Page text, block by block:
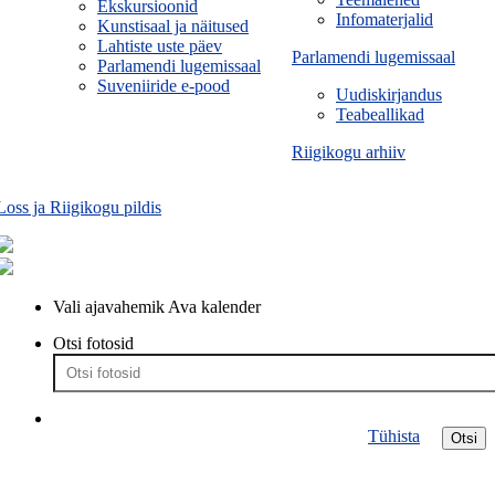
Infomaterjalid
Parlamendi lugemissaal
Uudiskirjandus
Teabeallikad
Riigikogu arhiiv
Ekskursioonid
Kunstisaal ja näitused
Lahtiste uste päev
Parlamendi lugemissaal
Suveniiride e-pood
ja Riigikogu pildis
Vali ajavahemik Ava kalender
Otsi fotosid
Otsi
Tühista